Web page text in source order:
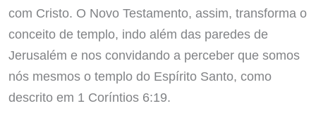
com Cristo. O Novo Testamento, assim, transforma o
conceito de templo, indo além das paredes de
Jerusalém e nos convidando a perceber que somos
nós mesmos o templo do Espírito Santo, como
descrito em 1 Coríntios 6:19.